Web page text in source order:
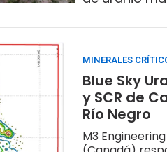
MINERALES
Blue Sky
y SCR de
Río Negro
M3